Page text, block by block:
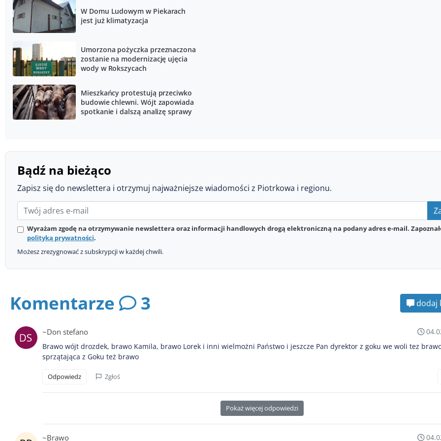
W Domu Ludowym w Piekarach
jest już klimatyzacja
Umorzona pożyczka przeznaczona
zostanie na modernizację ujęcia
wody w Rokszycach
Mieszkańcy protestują przeciwko
budowie chlewni. Wójt zapowiada
spotkanie i dalszą analizę sprawy
Bądź na bieżąco
Zapisz się do newslettera i otrzymuj najważniejsze wiadomości z Piotrkowa i regionu.
Wyrażam zgodę na otrzymywanie newslettera oraz informacji handlowych drogą elektroniczną na podany adres e-mail.
polityką prywatności.
Możesz zrezygnować z subskrypcji w każdej chwili.
Komentarze 3 dodaj
~Don stefano
Brawo wójt drozdek, brawo Kamila, brawo Lorek i inni wielmożni Państwo i jeszcze Pan dyrektor z goku we woli tez
sprzątająca z Goku też brawo
Odpowiedz Zgłoś
Pokaż więcej odpowiedzi
~Brawo